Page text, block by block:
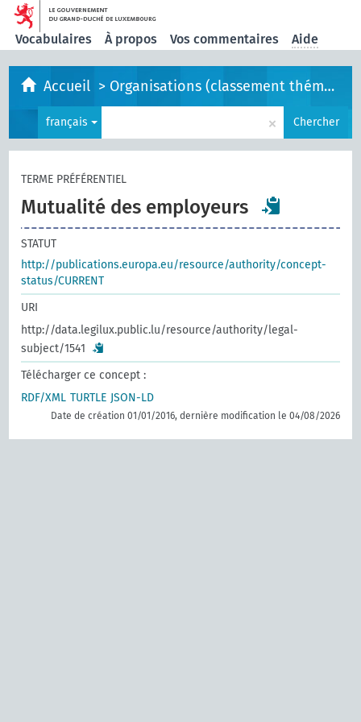
Vocabulaires À propos Vos commentaires Aide
Accueil > Organisations (classement thématique)
français × Chercher
TERME PRÉFÉRENTIEL
Mutualité des employeurs
STATUT
http://publications.europa.eu/resource/authority/concept-
status/CURRENT
URI
http://data.legilux.public.lu/resource/authority/legal-
subject/1541
Télécharger ce concept :
RDF/XML TURTLE JSON-LD
Date de création 01/01/2016, dernière modification le 04/08/2026